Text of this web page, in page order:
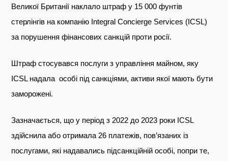
Twitter
Великої Британії наклало штраф у 15 000 фунтів
стерлінгів на компанію Integral Concierge Services (ICSL)
за порушення фінансових санкцій проти росії.
Штраф стосувався послуги з управління майном, яку
ICSL надала особі під санкціями, активи якої мають бути
заморожені.
Зазначається, що у період з 2022 до 2023 роки ICSL
здійснила або отримала 26 платежів, пов’язаних із
послугами, які надавались підсанкційній особі, попри те,